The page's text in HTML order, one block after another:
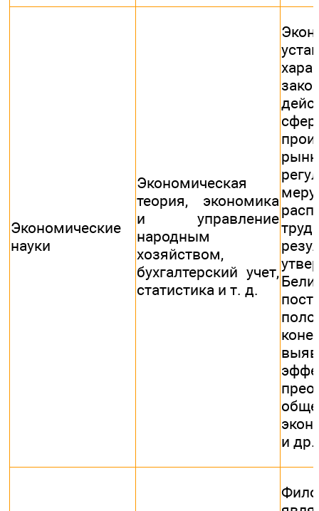
Экономические
науки
Экономическая
теория, экономика
и управление
народным
хозяйством,
бухгалтерский учет,
статистика и т. д.
и др.